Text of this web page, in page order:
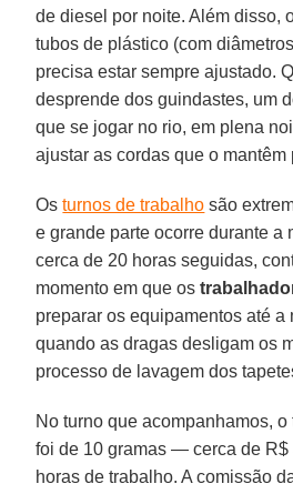
de diesel por noite. Além disso,
tubos de plástico (com
precisa estar sempre ajustado.
desprende dos guindastes, um
que se jogar no rio, em plena
ajustar as cordas que o mantêm
Osturnos de trabalho são
e grande parte ocorre durante a
cerca de 20 horas seguidas,
momento em que os
preparar os equipamentos até a
quando as dragas desligam os
processo de lavagem dos
No turno que acompanhamos,
foi de 10 gramas — cerca de
horas de trabalho. A comissão